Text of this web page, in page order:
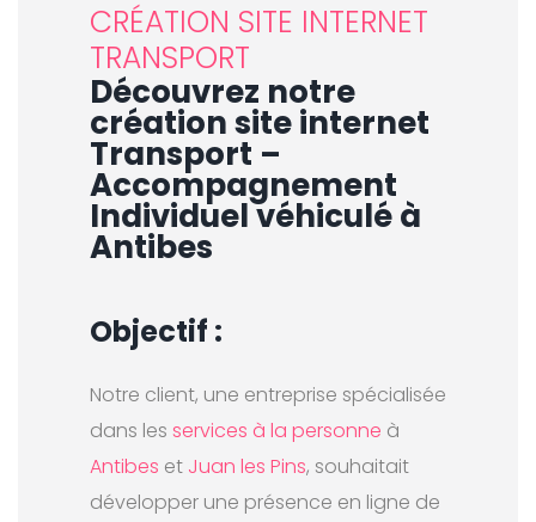
CRÉATION SITE INTERNET
TRANSPORT
Découvrez notre
créationsite internet
Transport –
Accompagnement
Individuel véhiculé à
Antibes
Objectif :
Notre client, une entreprise spécialisée
dans les services à la personne à
Antibes et Juan les Pins, souhaitait
développer une présence en ligne de